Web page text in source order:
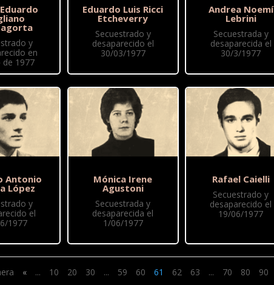
y
en
de 1977
Antonio
López
y
el
1977
Eduardo Luis Ricci
Etcheverry
Secuestrado y
desaparecido el
30/03/1977
Mónica Irene
Agustoni
Secuestrada y
desaparecida el
1/06/1977
Andrea Noemí
Lebrini
Secuestrada y
desaparecida el
30/3/1977
Rafael Caielli
Secuestrado y
desaparecido el
19/06/1977
« ... 10 20 30 ... 59 60 61 62 63 ... 70 80 90